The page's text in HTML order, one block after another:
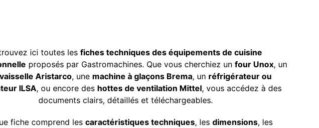
ici toutes les fiches techniques des équipements de cuisine
proposés par Gastromachines. Que vous cherchiez un four Unox, un
Aristarco, une machine à glaçons Brema, un réfrigérateur ou
ILSA, ou encore des hottes de ventilation Mittel, vous accédez à des
documents clairs, détaillés et téléchargeables.
fiche comprend les caractéristiques techniques, les dimensions, les